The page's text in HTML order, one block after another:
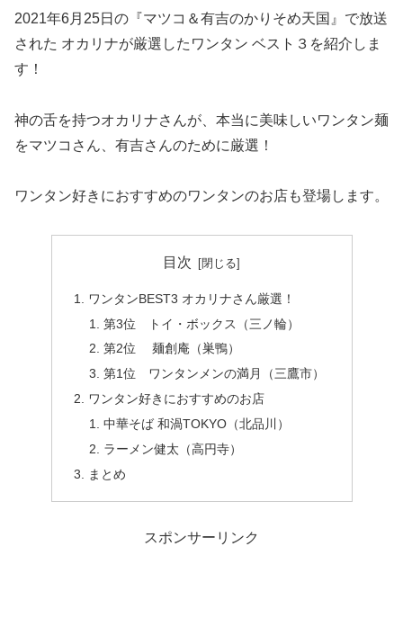
2021年6月25日の『マツコ＆有吉のかりそめ天国』で放送
された オカリナが厳選したワンタン ベスト３を紹介しま
す！
神の舌を持つオカリナさんが、本当に美味しいワンタン麺
をマツコさん、有吉さんのために厳選！
ワンタン好きにおすすめのワンタンのお店も登場します。
目次
ワンタンBEST3 オカリナさん厳選！
第3位 トイ・ボックス（三ノ輪）
第2位 麺創庵（巣鴨）
第1位 ワンタンメンの満月（三鷹市）
ワンタン好きにおすすめのお店
中華そば 和渦TOKYO（北品川）
ラーメン健太（高円寺）
まとめ
スポンサーリンク